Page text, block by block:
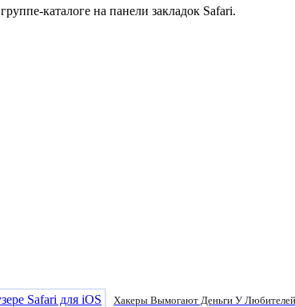
каталоге на панели закладок Safari.
Хакеры Вымогают Деньги У